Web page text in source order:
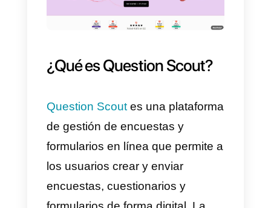
WhatsApp.
deQuestion Scout.